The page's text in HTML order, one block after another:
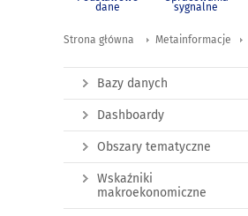
dane sygnalne
Strona główna Metainformacje
Bazy danych
Dashboardy
Obszary tematyczne
Wskaźniki
makroekonomiczne